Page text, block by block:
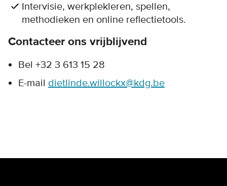
Intervisie, werkplekleren, spellen,
methodieken en online reflectietools.
Contacteer ons vrijblijvend
Bel +32 3 613 15 28
E-mail dietlinde.willockx@kdg.be